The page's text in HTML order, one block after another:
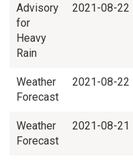
Advisory
for
Heavy
Rain
2021-08-22
Weather
Forecast
2021-08-22
Weather
Forecast
2021-08-21